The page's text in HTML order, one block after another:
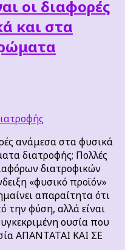
οι διαφορές
και στα
ανάμεσα στα φυσικά
διατροφής; Πολλές
διατροφικών
«φυσικό προϊόν»
απαραίτητα ότι
την φύση, αλλά είναι
ουσία που
ΑΠΑΝΤΑΤΑΙ ΚΑΙ ΣΕ